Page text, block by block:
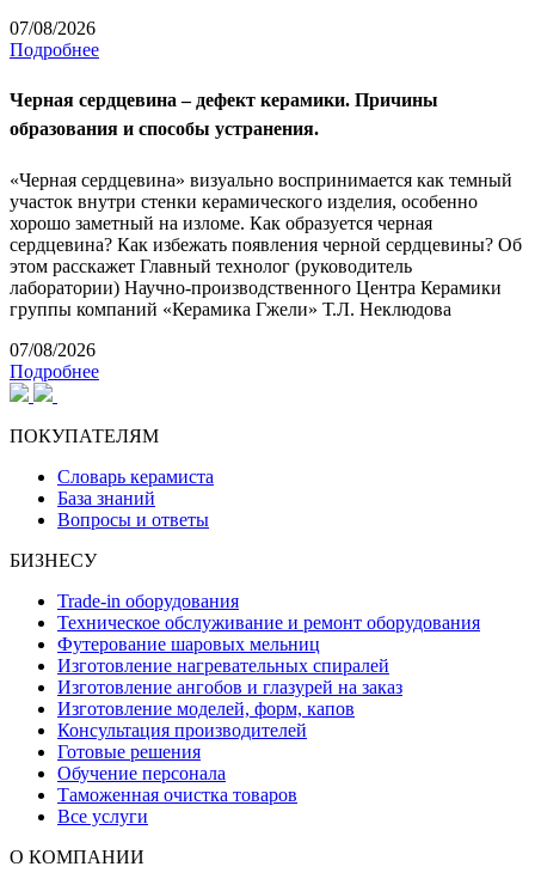
07/08/2026
Подробнее
Черная сердцевина – дефект керамики. Причины
образования и способы устранения.
«Черная сердцевина» визуально воспринимается как темный
участок внутри стенки керамического изделия, особенно
хорошо заметный на изломе. Как образуется черная
сердцевина? Как избежать появления черной сердцевины? Об
этом расскажет Главный технолог (руководитель
лаборатории) Научно-производственного Центра Керамики
группы компаний «Керамика Гжели» Т.Л. Неклюдова
07/08/2026
Подробнее
ПОКУПАТЕЛЯМ
Словарь керамиста
База знаний
Вопросы и ответы
БИЗНЕСУ
Trade-in оборудования
Техническое обслуживание и ремонт оборудования
Футерование шаровых мельниц
Изготовление нагревательных спиралей
Изготовление ангобов и глазурей на заказ
Изготовление моделей, форм, капов
Консультация производителей
Готовые решения
Обучение персонала
Таможенная очистка товаров
Все услуги
О КОМПАНИИ